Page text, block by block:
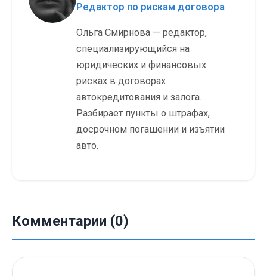
Редактор по рискам договора
Ольга Смирнова — редактор,
специализирующийся на
юридических и финансовых
рисках в договорах
автокредитования и залога.
Разбирает пункты о штрафах,
досрочном погашении и изъятии
авто.
Комментарии (0)